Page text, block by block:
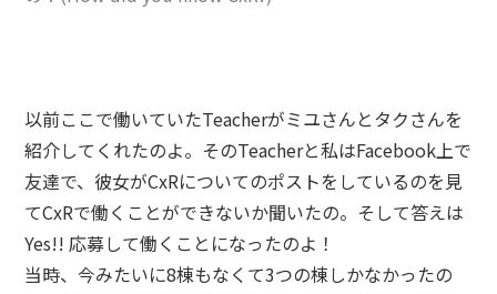
以前ここで働いていたTeacherがミユさんとタクさんを
紹介してくれたのよ。そのTeacherと私はFacebook上で
友達で、彼女がCxRについてのポストをしているのを見
てCxRで働くことができないか聞いたの。そして答えは
Yes!! 応募して働くことになったのよ！
当時、今みたいに8棟もなくて3つの棟しかなかったの